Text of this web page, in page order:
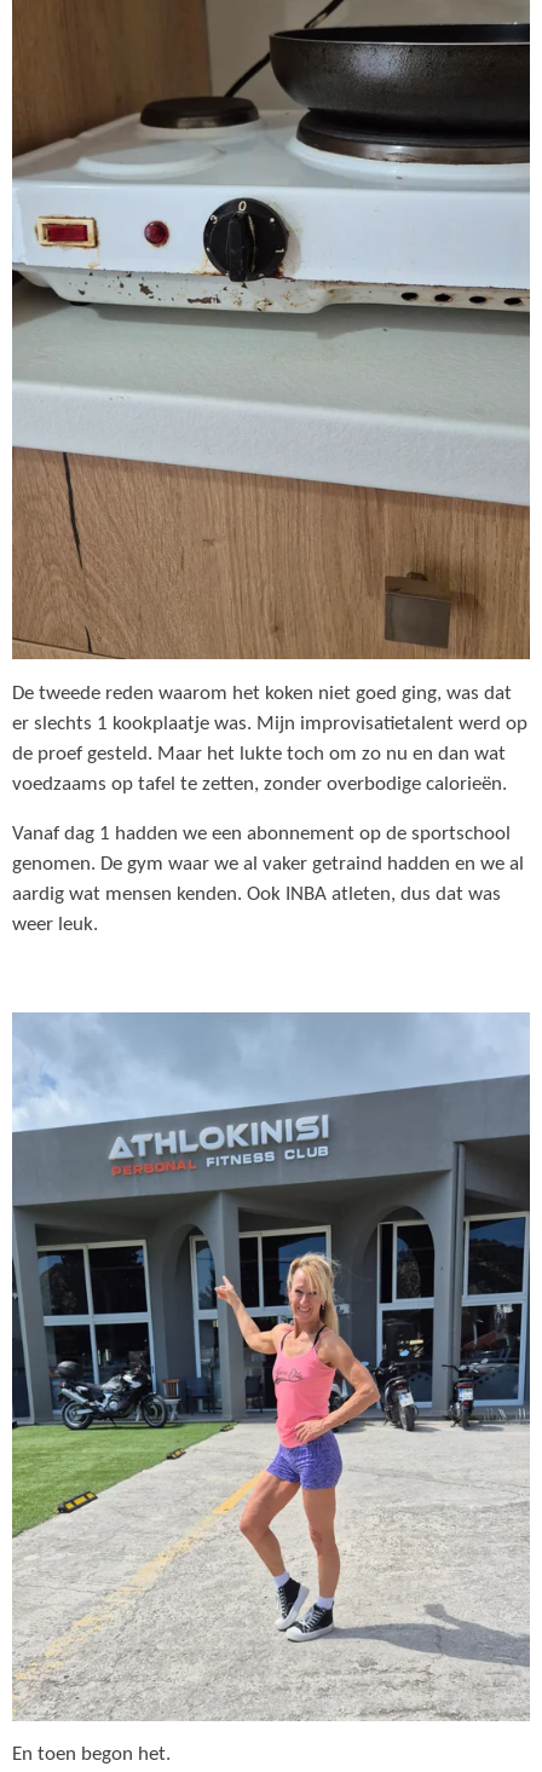
De tweede reden waarom het koken niet goed ging, was dat
er slechts 1 kookplaatje was. Mijn improvisatietalent werd op
de proef gesteld. Maar het lukte toch om zo nu en dan wat
voedzaams op tafel te zetten, zonder overbodige calorieën.
Vanaf dag 1 hadden we een abonnement op de sportschool
genomen. De gym waar we al vaker getraind hadden en we al
aardig wat mensen kenden. Ook INBA atleten, dus dat was
weer leuk.
En toen begon het.